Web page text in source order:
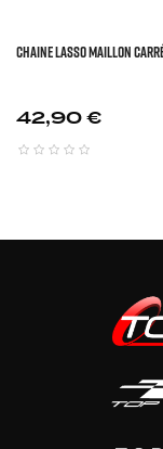
Chaine Lasso Maillon
Prix
42,90 €